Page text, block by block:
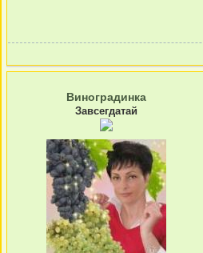
Виноградинка
Завсегдатай